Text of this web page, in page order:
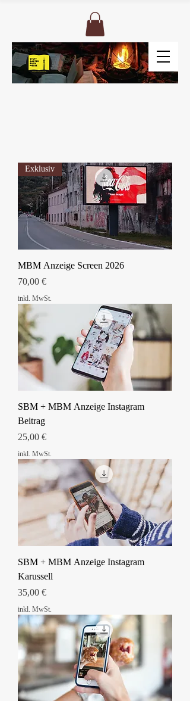
Exklusiv
MBM Anzeige Screen 2026
Preis
70,00 €
inkl. MwSt.
SBM + MBM Anzeige Instagram
Beitrag
Preis
25,00 €
inkl. MwSt.
SBM + MBM Anzeige Instagram
Karussell
Preis
35,00 €
inkl. MwSt.